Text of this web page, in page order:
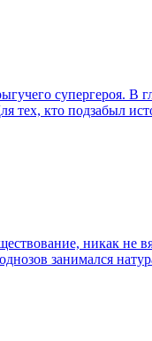
супергероя. В
тех, кто подзабыл
никак не
занимался